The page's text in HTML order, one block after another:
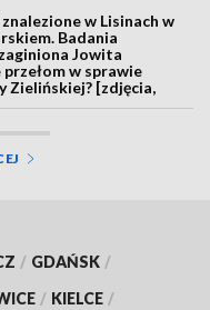
w Lisinach w
Badania
Jowita
w sprawie
Zielińskiej? [zdjęcia,
/ GDAŃSK /
/ KIELCE /